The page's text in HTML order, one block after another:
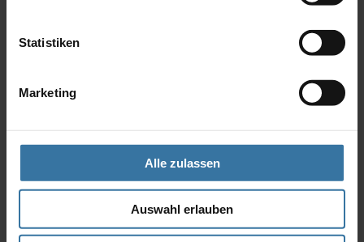
Statistiken
Marketing
Alle zulassen
Auswahl erlauben